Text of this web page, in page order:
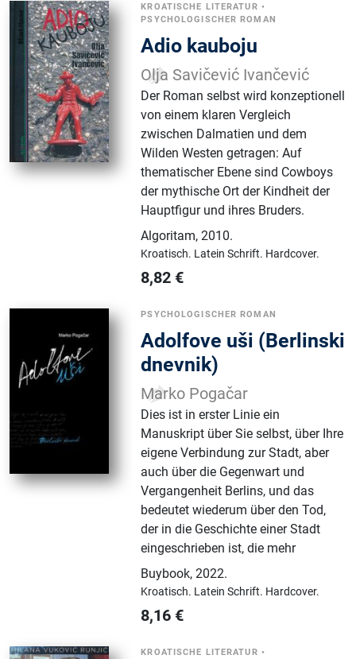
KROATISCHE LITERATUR •
PSYCHOLOGISCHER ROMAN
Adio kauboju
Olja Savičević Ivančević
Der Roman selbst wird konzeptionell
von einem klaren Vergleich
zwischen Dalmatien und dem
Wilden Westen getragen: Auf
thematischer Ebene sind Cowboys
der mythische Ort der Kindheit der
Hauptfigur und ihres Bruders.
Algoritam,2010.
Kroatisch. Latein Schrift. Hardcover.
8,82 €
PSYCHOLOGISCHER ROMAN
Adolfove uši (Berlinski
dnevnik)
Marko Pogačar
Dies ist in erster Linie ein
Manuskript über Sie selbst, über Ihre
eigene Verbindung zur Stadt, aber
auch über die Gegenwart und
Vergangenheit Berlins, und das
bedeutet wiederum über den Tod,
der in die Geschichte einer Stadt
eingeschrieben ist, die mehr
Buybook,2022.
Kroatisch. Latein Schrift. Hardcover.
8,16 €
KROATISCHE LITERATUR •